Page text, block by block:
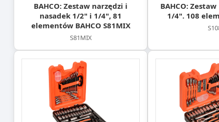
BAHCO: Zestaw narzędzi i
nasadek 1/2" i 1/4", 81
elementów BAHCO S81MIX
S81MIX
BAHCO:
1/4". 108